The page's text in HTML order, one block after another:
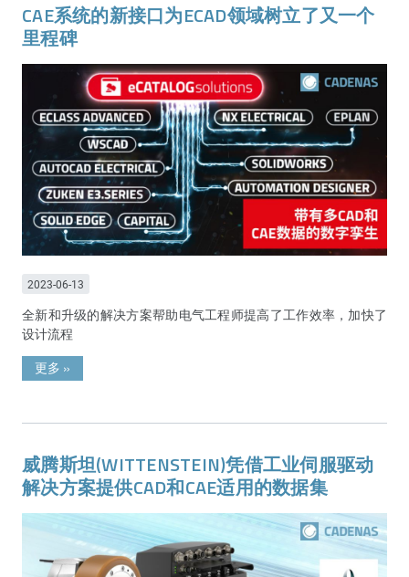
CAE系统的新接口为ECAD领域树立了又一个
里程碑
2023-06-13
全新和升级的解决方案帮助电气工程师提高了工作效率，加快了
设计流程
更多 »
威腾斯坦(WITTENSTEIN)凭借工业伺服驱动
解决方案提供CAD和CAE适用的数据集